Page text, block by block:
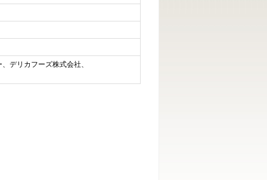
デリカフーズ株式会社、